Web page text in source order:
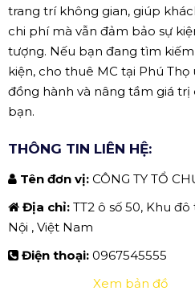
trang trí không gian, giúp
chi phí mà vẫn đảm bảo sự
tượng. Nếu bạn đang tìm
kiện, cho thuê MC tại Phú Thọ
đồng hành và nâng tầm giá
bạn.
THÔNG TIN LIÊN HỆ:
Tên đơn vị: CÔNG TY TỔ
Địa chỉ: TT2 ô số 50, Khu
Nội , Việt Nam
Điện thoại: 0967545555
Xem bản đồ